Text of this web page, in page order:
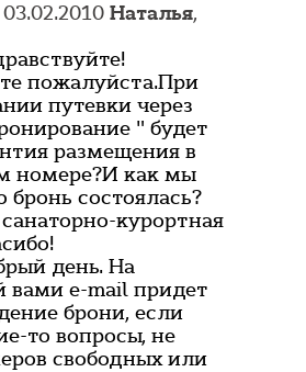
Наталья,
пожалуйста.При
путевки через
" будет
размещения в
номере?И как мы
бронь состоялась?
курортная
день. На
вами e-mail придет
брони, если
то вопросы, не
свободных или